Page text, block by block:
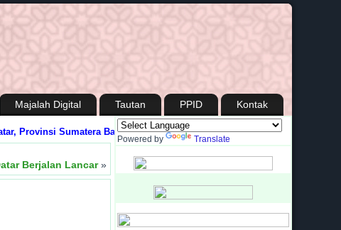
Majalah Digital Tautan PPID Kontak
Sumatera Barat Media Informasi dan Silaturahmi antara Madrasah dengan
Berjalan Lancar»
Powered by Translate